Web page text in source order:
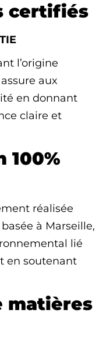
certifiés
l’origine
aux
en donnant
claire et
100%
réalisée
à Marseille,
lié
en soutenant
matières